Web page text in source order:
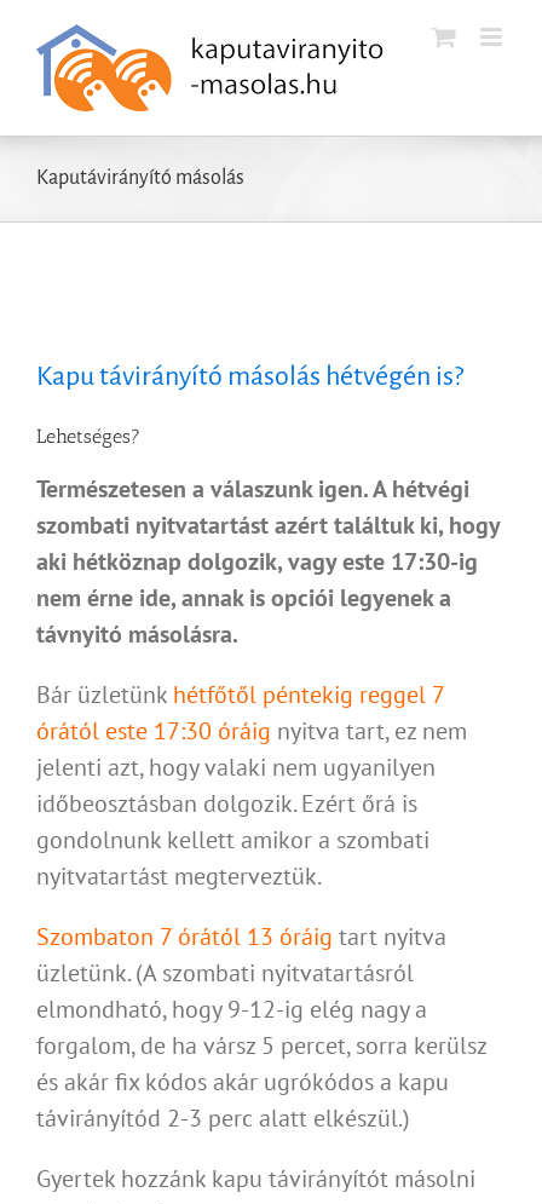
Kihagyás
Kaputávirányító másolás
Kapu távirányító másolás hétvégén is?
Lehetséges?
Természetesen a válaszunk igen. A hétvégi
szombati nyitvatartást azért találtuk ki, hogy
aki hétköznap dolgozik, vagy este 17:30-ig
nem érne ide, annak is opciói legyenek a
távnyitó másolásra.
Bár üzletünk hétfőtől péntekig reggel 7
órától este 17:30 óráig nyitva tart, ez nem
jelenti azt, hogy valaki nem ugyanilyen
időbeosztásban dolgozik. Ezért őrá is
gondolnunk kellett amikor a szombati
nyitvatartást megterveztük.
Szombaton 7 órától 13 óráig tart nyitva
üzletünk. (A szombati nyitvatartásról
elmondható, hogy 9-12-ig elég nagy a
forgalom, de ha vársz 5 percet, sorra kerülsz
és akár fix kódos akár ugrókódos a kapu
távirányítód 2-3 perc alatt elkészül.)
Gyertek hozzánk kapu távirányítót másolni